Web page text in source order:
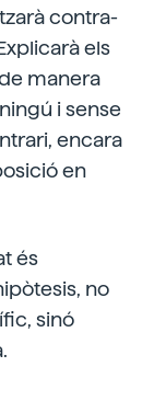
contra-
els
manera
i sense
encara
en
és
no
sinó